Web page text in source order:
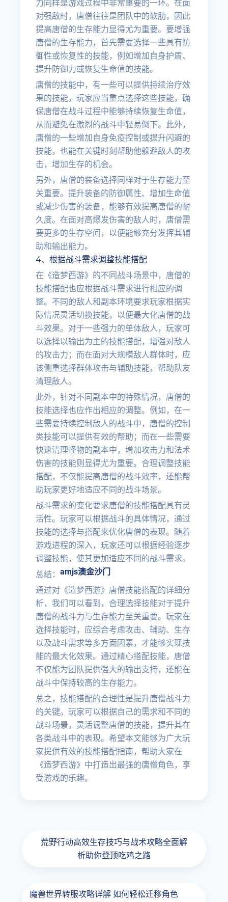
力同样是游戏过程中非常重要的一环。在面
对强敌时，唐僧往往是团队中的软肋，因此
提高唐僧的生存能力显得尤为重要。要增强
唐僧的生存能力，首先需要选择一些具有防
御性或恢复性的技能，例如增加自身护盾、
提升防御力或恢复生命值的技能。
唐僧的技能中，有一些可以提供持续治疗效
果的技能，玩家应当重点选择这些技能，确
保唐僧在战斗过程中能够持续恢复生命值，
从而避免在激烈的战斗中轻易倒下。此外，
唐僧的一些增加自身免疫控制或提升闪避的
技能，也能在关键时刻帮助他躲避敌人的攻
击，增加生存的机会。
另外，唐僧的装备选择同样对于生存能力至
关重要。提升装备的防御属性、增加生命值
或减少伤害的装备，能够有效提高唐僧的耐
久度。在面对高爆发伤害的敌人时，唐僧需
要更多的生存空间，以便能够充分发挥其辅
助和输出能力。
4、根据战斗需求调整技能搭配
在《造梦西游》的不同战斗场景中，唐僧的
技能搭配也应根据战斗需求进行相应的调
整。不同的敌人和副本环境要求玩家根据实
际情况灵活切换技能，以便最大化唐僧的战
斗效果。对于一些强力的单体敌人，玩家可
以选择以输出为主的技能搭配，增强对敌人
的攻击力；而在面对大规模敌人群体时，应
该侧重选择群体攻击与辅助技能，帮助队友
清理敌人。
此外，针对不同副本中的特殊情况，唐僧的
技能选择也应作出相应的调整。例如，在一
些需要持续控制敌人的战斗中，唐僧的控制
类技能可以提供有效的帮助；而在一些需要
快速清理怪物的副本中，增加攻击力和法术
伤害的技能则显得尤为重要。合理调整技能
搭配，不仅能提高唐僧的战斗效率，还能帮
助玩家更好地适应不同的战斗场景。
战斗需求的变化要求唐僧的技能搭配具有灵
活性。玩家可以根据战斗的具体情况，通过
技能的选择与搭配来优化唐僧的表现。随着
游戏进程的深入，玩家还可以根据经验逐步
调整技能，使其更加适应不同的战斗需求。
总结：
通过对《造梦西游》唐僧技能搭配的详细分
析，我们可以看到，合理选择技能对于提升
唐僧的战斗力与生存能力至关重要。玩家在
选择技能时，应综合考虑攻击、辅助、生存
以及战斗需求等多方面因素，才能够实现技
能的最大化效果。通过精心搭配技能，唐僧
不仅能为团队提供强大的输出支持，还能在
战斗中保持较高的生存能力。
amjs澳金沙门
总之，技能搭配的合理性是提升唐僧战斗力
的关键。玩家可以根据自己的需求和不同的
战斗场景，灵活调整唐僧的技能，提升其在
各类战斗中的表现。希望本文能够为广大玩
家提供有效的技能搭配指南，帮助大家在
《造梦西游》中打造出最强的唐僧角色，享
受游戏的乐趣。
荒野行动高效生存技巧与战术攻略全面解
析助你登顶吃鸡之路
魔兽世界转服攻略详解 如何轻松迁移角色